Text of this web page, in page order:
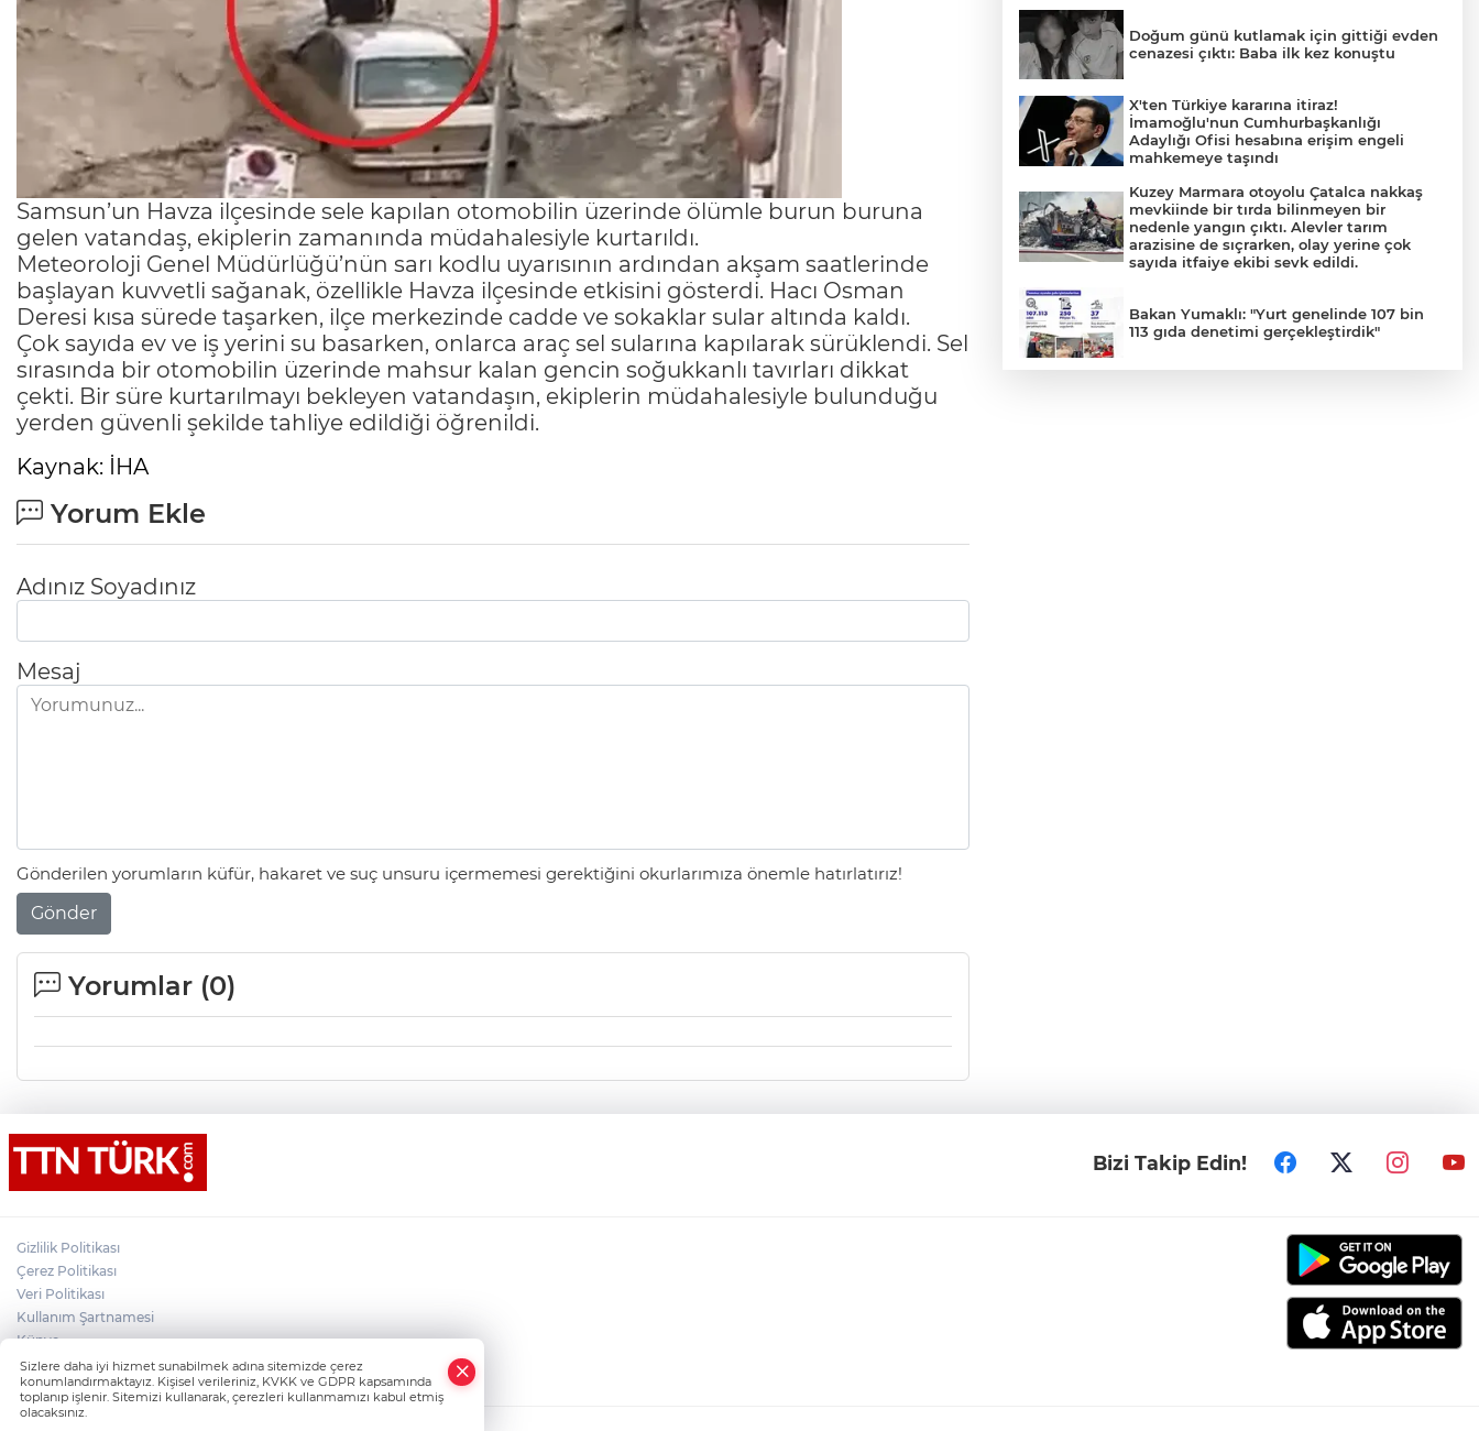
Samsun’un Havza ilçesinde sele kapılan otomobilin üzerinde ölümle burun buruna
gelen vatandaş, ekiplerin zamanında müdahalesiyle kurtarıldı.
Meteoroloji Genel Müdürlüğü’nün sarı kodlu uyarısının ardından akşam saatlerinde
başlayan kuvvetli sağanak, özellikle Havza ilçesinde etkisini gösterdi. Hacı Osman
Deresi kısa sürede taşarken, ilçe merkezinde cadde ve sokaklar sular altında kaldı.
Çok sayıda ev ve iş yerini su basarken, onlarca araç sel sularına kapılarak sürüklendi. Sel
sırasında bir otomobilin üzerinde mahsur kalan gencin soğukkanlı tavırları dikkat
çekti. Bir süre kurtarılmayı bekleyen vatandaşın, ekiplerin müdahalesiyle bulunduğu
yerden güvenli şekilde tahliye edildiği öğrenildi.
Kaynak: İHA
Yorum Ekle
Adınız Soyadınız
Mesaj
Gönderilen yorumların küfür, hakaret ve suç unsuru içermemesi gerektiğini okurlarımıza önemle hatırlatırız!
Gönder
Yorumlar (0)
Doğum günü kutlamak için gittiği evden
cenazesi çıktı: Baba ilk kez konuştu
X'ten Türkiye kararına itiraz!
İmamoğlu'nun Cumhurbaşkanlığı
Adaylığı Ofisi hesabına erişim engeli
mahkemeye taşındı
Kuzey Marmara otoyolu Çatalca nakkaş
mevkiinde bir tırda bilinmeyen bir
nedenle yangın çıktı. Alevler tarım
arazisine de sıçrarken, olay yerine çok
sayıda itfaiye ekibi sevk edildi.
Bakan Yumaklı: "Yurt genelinde 107 bin
113 gıda denetimi gerçekleştirdik"
Bizi Takip Edin!
Gizlilik Politikası
Çerez Politikası
Veri Politikası
Kullanım Şartnamesi
Künye
İletişim
Sizlere daha iyi hizmet sunabilmek adına sitemizde çerez
konumlandırmaktayız. Kişisel verileriniz, KVKK ve GDPR kapsamında
toplanıp işlenir. Sitemizi kullanarak, çerezleri kullanmamızı kabul etmiş
olacaksınız.
Whatsapp